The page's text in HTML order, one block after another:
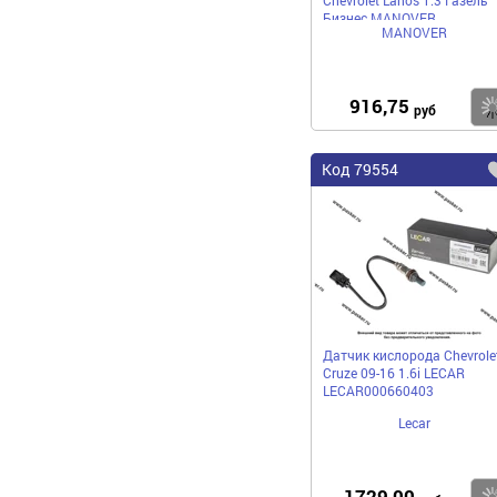
Бизнес MANOVER
MR42163829MANOVER
916,75 руб
Код 79554
Датчик кислорода
Cruze 09-16 1.6i LECAR
LECAR000660403
Lecar